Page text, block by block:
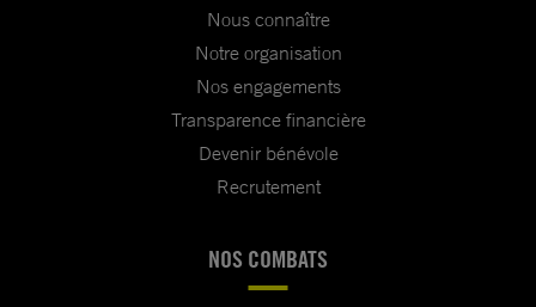
Nous connaître
Notre organisation
Nos engagements
Transparence financière
Devenir bénévole
Recrutement
NOS COMBATS